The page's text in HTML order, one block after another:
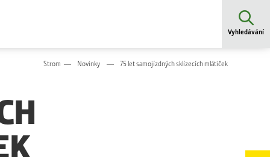
Vyhledávání
Strom Novinky 75 let samojízdných sklízecích mlátiček